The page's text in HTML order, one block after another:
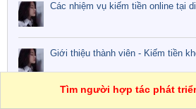
Các nhiệm vụ kiếm tiền online tại
Giới thiệu thành viên - Kiếm tiền
Tìm người hợp tác phát